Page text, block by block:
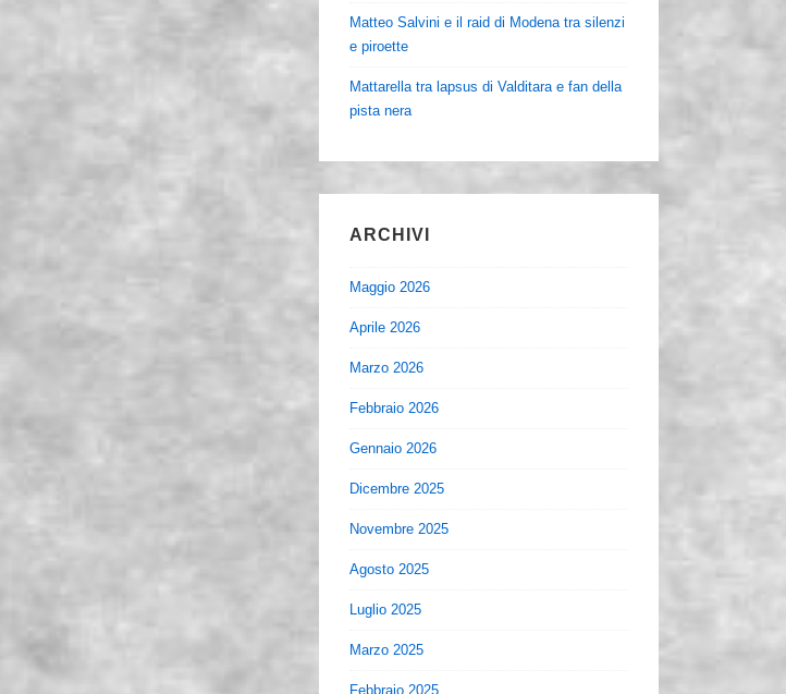
Matteo Salvini e il raid di Modena tra silenzi
e piroette
Mattarella tra lapsus di Valditara e fan della
pista nera
ARCHIVI
Maggio 2026
Aprile 2026
Marzo 2026
Febbraio 2026
Gennaio 2026
Dicembre 2025
Novembre 2025
Agosto 2025
Luglio 2025
Marzo 2025
Febbraio 2025